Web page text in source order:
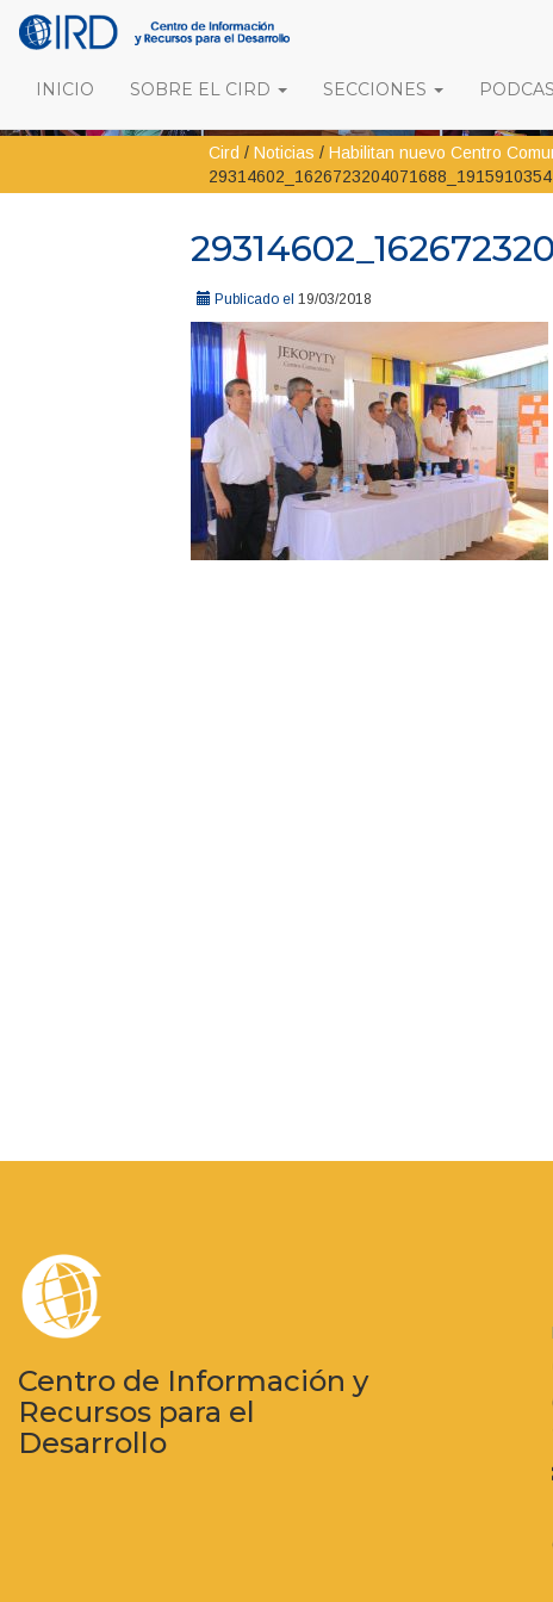
INICIO SOBRE EL CIRD SECCIONES
Cird / Noticias / Habilitan nuevo Centro
Publicado el 19/03/2018
Centro de Información y
Recursos para el
Desarrollo